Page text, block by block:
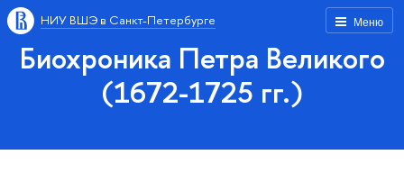
Меню
НИУ ВШЭ в Санкт-Петербурге
Биохроника Петра Великого
(1672-1725 гг.)